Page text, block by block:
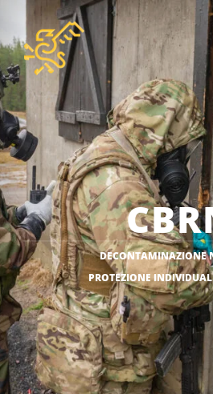
DECONTAMINAZIONE
PROTEZIONE